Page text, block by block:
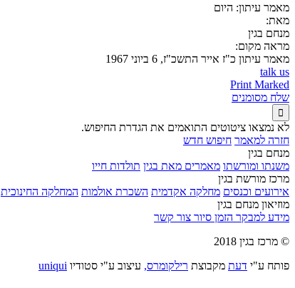
מאמר עיתון: היום
מאת:
מנחם בגין
מראה מקום:
מאמר עיתון כ"ז אייר התשכ"ז, 6 ביוני 1967
talk us
Print Marked
שלח מסומנים

לא נמצאו ציטוטים התואמים את הגדרת החיפוש.
חזרה למאמר חיפוש חדש
מנחם בגין
משנתו ומורשתו מאמרים מאת בגין תולדות חייו
מרכז מורשת בגין
אירועים וכנסים מחלקה אקדמית השכרת אולמות המחלקה החינוכית
מוזיאון מנחם בגין
מידע למבקר הזמן סיור צור קשר
© מרכז בגין 2018
פותח ע"י דעת מקבוצת רילקומרס, עיצוב ע"י סטודיו uniqui